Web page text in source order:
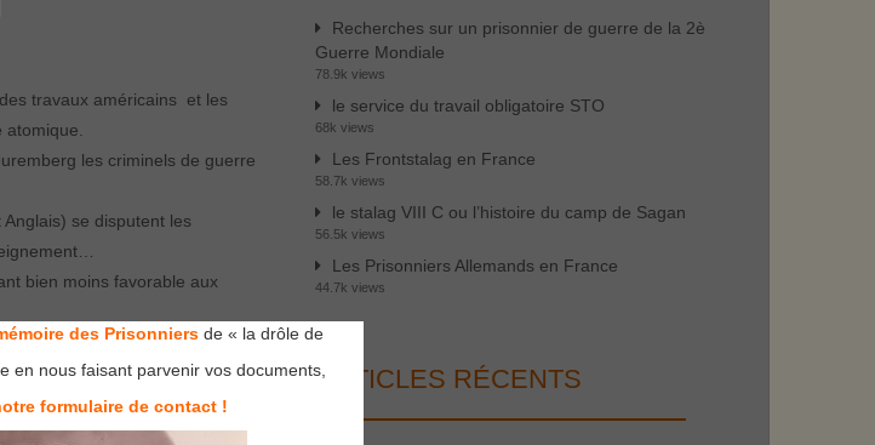
travaux américains et les
les criminels de guerre
se disputent les
bien moins favorable aux
les deux superpuissances : les
en deux camps opposés.
Recherches sur un prisonnier de guerre de la 2è
Guerre Mondiale
78.9k views
le service du travail obligatoire STO
68k views
Les Frontstalag en France
58.7k views
le stalag VIII C ou l’histoire du camp de Sagan
56.5k views
Les Prisonniers Allemands en France
44.7k views
ARTICLES RÉCENTS
des Prisonniers de « la drôle de
en nous faisant parvenir vos documents,
formulaire de contact !